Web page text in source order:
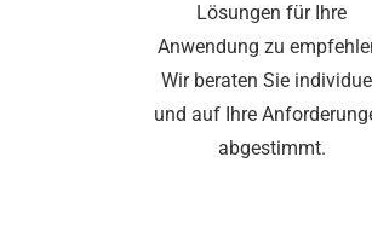
Lösungen für Ihre
Anwendung zu
Wir beraten Sie
und auf Ihre
abgestimmt.